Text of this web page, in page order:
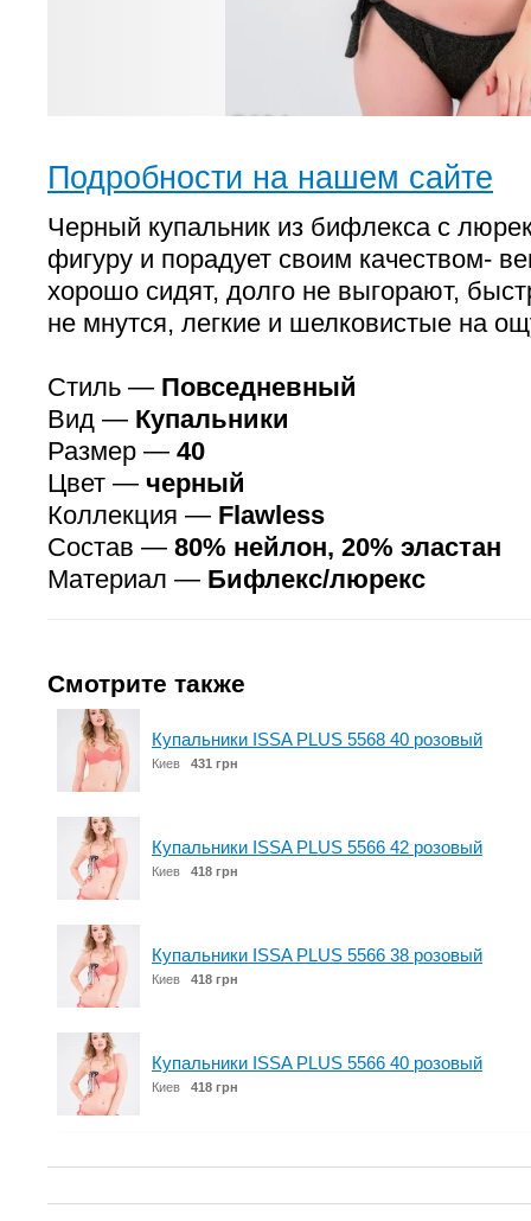
Подробности на нашем сайте
Черный купальник из бифлекса с
фигуру и порадует своим качеством-
хорошо сидят, долго не выгорают,
не мнутся, легкие и шелковистые на
Стиль — Повседневный
Вид — Купальники
Размер — 40
Цвет — черный
Коллекция — Flawless
Состав — 80% нейлон, 20% эластан
Материал — Бифлекс/люрекс
Смотрите также
Купальники ISSA PLUS 5568 40 розовый
Киев 431 грн
Купальники ISSA PLUS 5566 42 розовый
Киев 418 грн
Купальники ISSA PLUS 5566 38 розовый
Киев 418 грн
Купальники ISSA PLUS 5566 40 розовый
Киев 418 грн